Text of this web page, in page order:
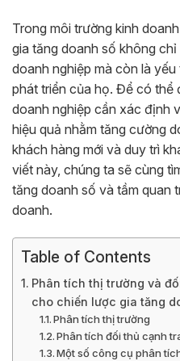
Trong môi trường kinh
gia tăng doanh số không
doanh nghiệp mà còn là
phát triển của họ. Để có thể
doanh nghiệp cần xác định
hiệu quả nhằm tăng cường
khách hàng mới và duy trì
viết này, chúng ta sẽ cùng
tăng doanh số và tầm quan
doanh.
Table of Contents
Phân tích thị trường và
cho chiến lược gia tăng
Phân tích thị trường
Phân tích đối thủ cạnh
Một số công cụ phân